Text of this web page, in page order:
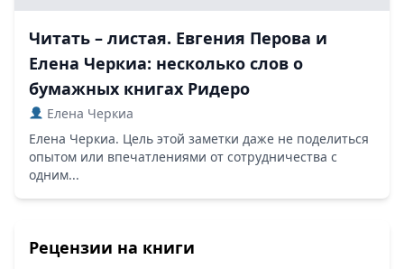
Читать – листая. Евгения Перова и
Елена Черкиа: несколько слов о
бумажных книгах Ридеро
Елена Черкиа
Елена Черкиа. Цель этой заметки даже не поделиться
опытом или впечатлениями от сотрудничества с
одним...
Рецензии на книги